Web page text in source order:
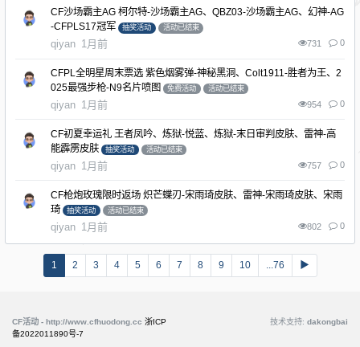
CF沙场霸主AG 柯尔特-沙场霸主AG、QBZ03-沙场霸主AG、幻神-AG
-CFPLS17冠军
抽奖活动 活动已结束
qiyan 1月前 731 0
CFPL全明星周末票选 紫色烟雾弹-神秘黑洞、Colt1911-胜者为王、2
025最强步枪-N9名片喷图
免费活动 活动已结束
qiyan 1月前 954 0
CF初夏幸运礼 王者凤吟、炼狱-悦蓝、炼狱-末日审判皮肤、雷神-高
能霹雳皮肤
抽奖活动 活动已结束
qiyan 1月前 757 0
CF枪炮玫瑰限时返场 炽芒蝶刃-宋雨琦皮肤、雷神-宋雨琦皮肤、宋雨
琦
抽奖活动 活动已结束
qiyan 1月前 802 0
1 2 3 4 5 6 7 8 9 10 ...76 ▶
CF活动 - http://www.cfhuodong.cc 浙ICP
备2022011890号-7
技术支持: dakongbai